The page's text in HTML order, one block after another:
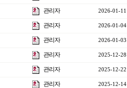
관리자 2026-01-11
관리자 2026-01-04
관리자 2026-01-03
관리자 2025-12-28
관리자 2025-12-22
관리자 2025-12-14